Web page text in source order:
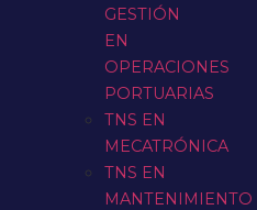
GESTIÓN
EN
OPERACIONES
PORTUARIAS
TNS EN
MECATRÓNICA
TNS EN
MANTENIMIENTO